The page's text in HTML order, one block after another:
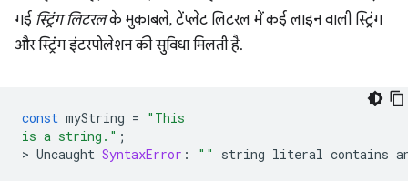
गई स्ट्रिंग लिटरलके मुकाबले, टेंप्लेट लिटरल में कई लाइन वाली स्ट्रिंग
और स्ट्रिंग इंटरपोलेशन की सुविधा मिलती है.
const myString = "This
is a string." ;
> Uncaught SyntaxError : "" string literal contains